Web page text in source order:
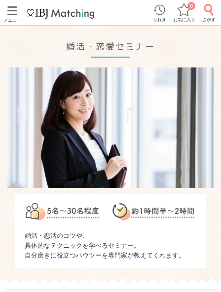
メニュー りれき お気に入り
0
さがす
婚活・恋愛セミナー
婚活・恋活のコツや、
具体的なテクニックを学べるセミナー。
自分磨きに役立つハウツーを専門家が教えてくれます。